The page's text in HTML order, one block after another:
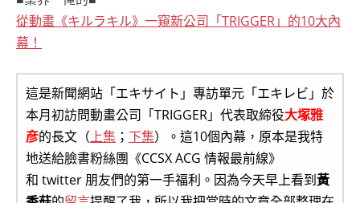
從動畫《キルラキル》一窺新公司「TRIGGER」的10大內
幕！
這是新聞網站「エキサイト」專訪單元「エキレビ」於
本月初訪問動畫公司「TRIGGER」代表取締役大塚雅
彦的長文（上集 ； 下集）。這10個內幕，原本是我特
地送給臉書粉絲團《CCSX ACG 情報最前線》
和 twitter 朋友們的第一手福利。因為今天早上看到黃